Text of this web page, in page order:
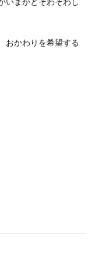
おかわりを希望する